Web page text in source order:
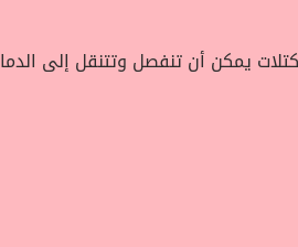
يمكن أن تنفصل وتتنقل إلى